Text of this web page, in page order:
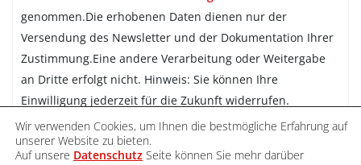
genommen.Die erhobenen Daten dienen nur der
Versendung des Newsletter und der Dokumentation Ihrer
Zustimmung.Eine andere Verarbeitung oder Weitergabe
an Dritte erfolgt nicht. Hinweis: Sie können Ihre
Einwilligung jederzeit für die Zukunft widerrufen.
Newsletter abonnieren
Wir verwenden Cookies, um Ihnen die bestmögliche Erfahrung auf
unserer Website zu bieten.
Auf unsere Datenschutz Seite können Sie mehr darüber